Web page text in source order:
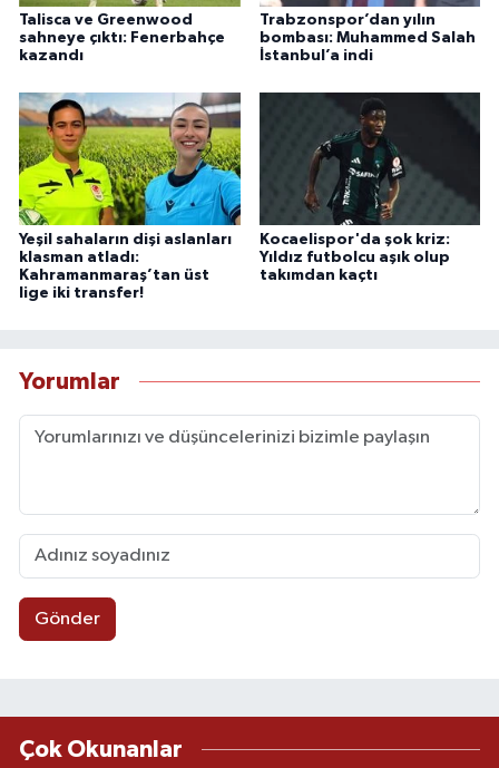
Talisca ve Greenwood
sahneye çıktı: Fenerbahçe
kazandı
Trabzonspor’dan yılın
bombası: Muhammed Salah
İstanbul’a indi
Yeşil sahaların dişi aslanları
klasman atladı:
Kahramanmaraş’tan üst
lige iki transfer!
Kocaelispor'da şok kriz:
Yıldız futbolcu aşık olup
takımdan kaçtı
Yorumlar
Gönder
Çok Okunanlar